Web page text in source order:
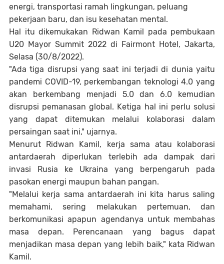
energi, transportasi ramah lingkungan, peluang
pekerjaan baru, dan isu kesehatan mental.
Hal itu dikemukakan Ridwan Kamil pada pembukaan
U20 Mayor Summit 2022 di Fairmont Hotel, Jakarta,
Selasa (30/8/2022).
"Ada tiga disrupsi yang saat ini terjadi di dunia yaitu
pandemi COVID-19, perkembangan teknologi 4.0 yang
akan berkembang menjadi 5.0 dan 6.0 kemudian
disrupsi pemanasan global. Ketiga hal ini perlu solusi
yang dapat ditemukan melalui kolaborasi dalam
persaingan saat ini," ujarnya.
Menurut Ridwan Kamil, kerja sama atau kolaborasi
antardaerah diperlukan terlebih ada dampak dari
invasi Rusia ke Ukraina yang berpengaruh pada
pasokan energi maupun bahan pangan.
"Melalui kerja sama antardaerah ini kita harus saling
memahami, sering melakukan pertemuan, dan
berkomunikasi apapun agendanya untuk membahas
masa depan. Perencanaan yang bagus dapat
menjadikan masa depan yang lebih baik," kata Ridwan
Kamil.